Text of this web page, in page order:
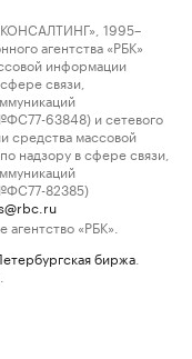
1995–
агентства «РБК»
информации
связи,
63848) и сетевого
средства массовой
надзору в сфере связи,
82385)
«РБК».
биржа